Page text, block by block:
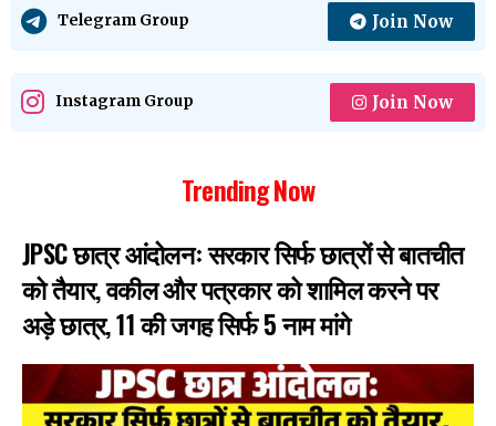
Telegram Group Join Now
Instagram Group Join Now
Trending Now
JPSC छात्र आंदोलनः सरकार सिर्फ छात्रों से बातचीत
को तैयार, वकील और पत्रकार को शामिल करने पर
अड़े छात्र, 11 की जगह सिर्फ 5 नाम मांगे